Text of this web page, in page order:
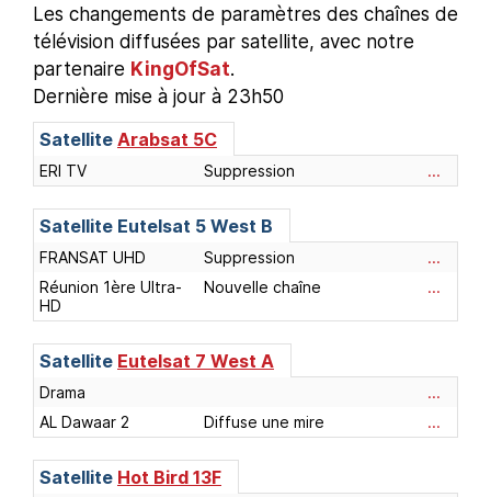
Les changements de paramètres des chaînes de
télévision diffusées par satellite, avec notre
partenaire KingOfSat.
Dernière mise à jour à 23h50
Satellite Arabsat 5C
ERI TV Suppression ...
Satellite Eutelsat 5 West B
FRANSAT UHD Suppression
...
Réunion 1ère Ultra-
HD
Nouvelle chaîne ...
Satellite Eutelsat 7 West A
Drama
...
AL Dawaar 2
Diffuse une mire ...
Satellite Hot Bird 13F